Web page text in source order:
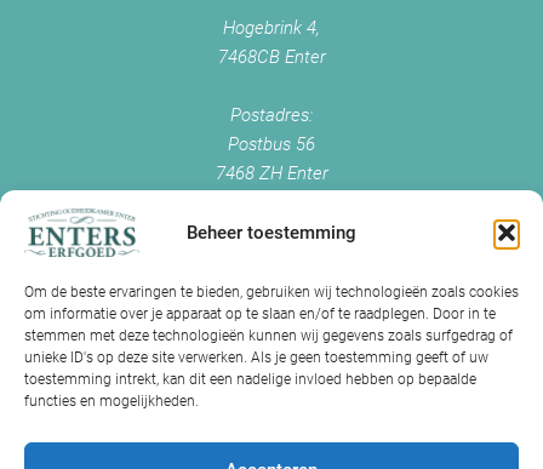
Beheer toestemming
Om de beste ervaringen te bieden, gebruiken wij technologieën zoals cookies
om informatie over je apparaat op te slaan en/of te raadplegen. Door in te
stemmen met deze technologieën kunnen wij gegevens zoals surfgedrag of
unieke ID's op deze site verwerken. Als je geen toestemming geeft of uw
toestemming intrekt, kan dit een nadelige invloed hebben op bepaalde
functies en mogelijkheden.
Hogebrink 4,
7468CB Enter
Postadres:
Postbus 56
7468 ZH Enter
info@enterserfgoed.nl
IK HEB OUDE FOTO'S
Is Historisch Enter daarin geïnteresseerd?
Jazeker! Hebt u oude foto’s of videos van Enter? Dan kunt u contact
met ons opnemen.